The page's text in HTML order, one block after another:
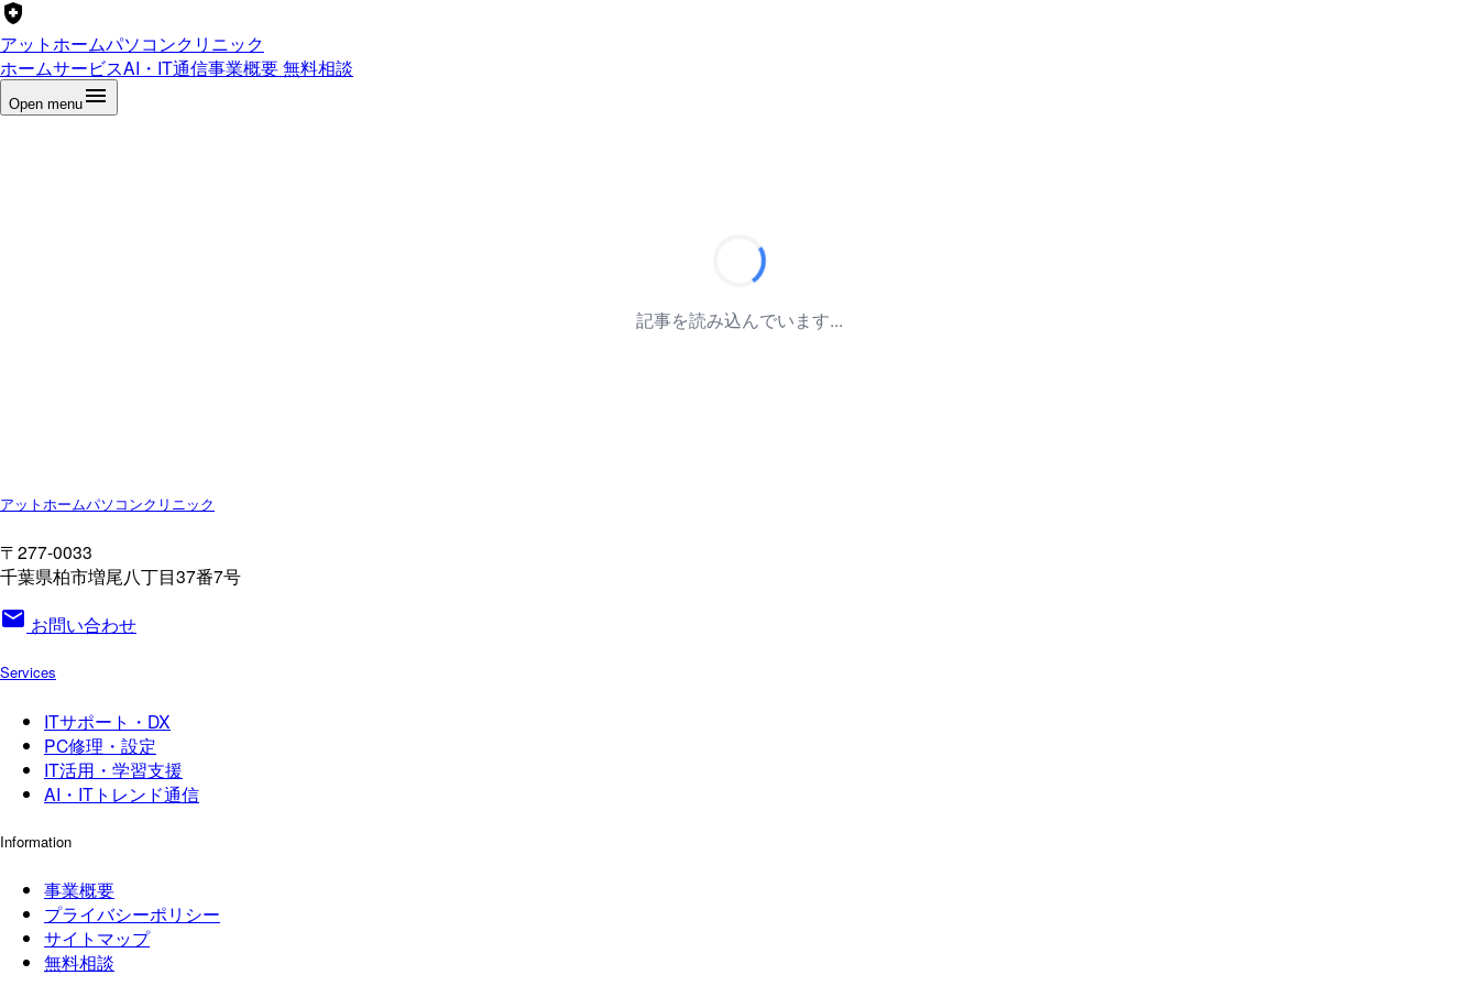
アットホームパソコンクリニック
ホームサービスAI・IT通信事業概要無料相談
Open menu
記事を読み込んでいます...
アットホームパソコンクリニック
〒277-0033
千葉県柏市増尾八丁目37番7号
mail お問い合わせ
Services
ITサポート・DX
PC修理・設定
IT活用・学習支援
AI・ITトレンド通信
Information
事業概要
プライバシーポリシー
サイトマップ
無料相談